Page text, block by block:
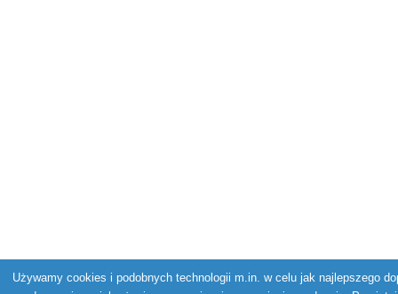
Używamy cookies i podobnych technologii m.in. w celu jak najlepszego